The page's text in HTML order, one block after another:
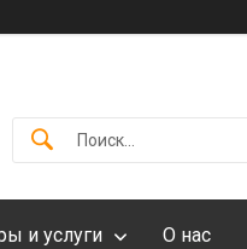
и услуги О нас